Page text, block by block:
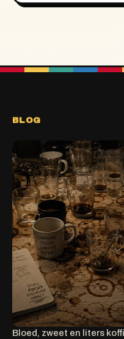
BLOG
Bloed, zweet en liters